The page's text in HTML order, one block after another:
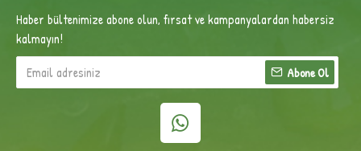
Haber bültenimize abone olun, fırsat ve kampanyalardan habersiz
kalmayın!
Abone Ol